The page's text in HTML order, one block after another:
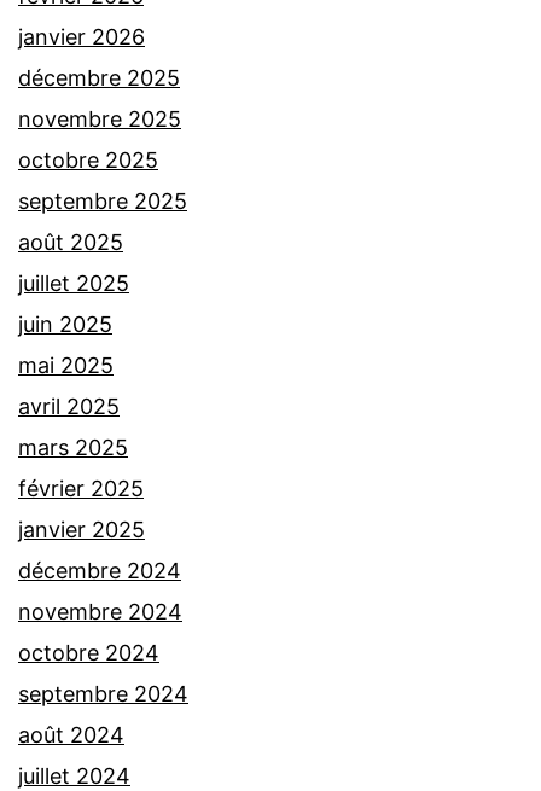
janvier 2026
décembre 2025
novembre 2025
octobre 2025
septembre 2025
août 2025
juillet 2025
juin 2025
mai 2025
avril 2025
mars 2025
février 2025
janvier 2025
décembre 2024
novembre 2024
octobre 2024
septembre 2024
août 2024
juillet 2024